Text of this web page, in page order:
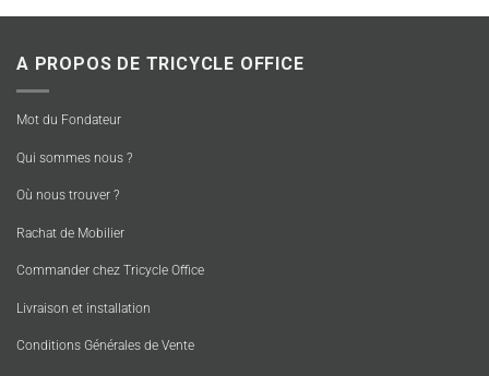
A PROPOS DE TRICYCLE OFFICE
Mot du Fondateur
Qui sommes nous ?
Où nous trouver ?
Rachat de Mobilier
Commander chez Tricycle Office
Livraison et installation
Conditions Générales de Vente